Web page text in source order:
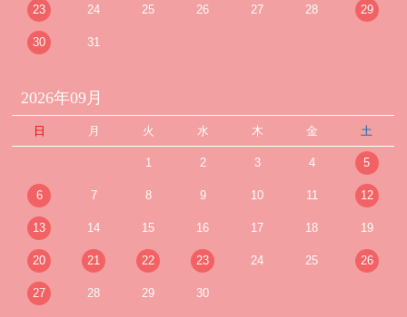
23 24 25 26 27 28 29
30 31
2026年09月
日 月 火 水 木 金 土
1 2 3 4 5
6 7 8 9 10 11 12
13 14 15 16 17 18 19
20 21 22 23 24 25 26
27 28 29 30